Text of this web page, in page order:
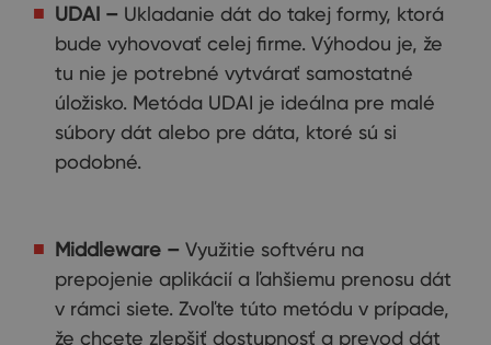
UDAI – Ukladanie dát do takej formy, ktorá
bude vyhovovať celej firme. Výhodou je, že
tu nie je potrebné vytvárať samostatné
úložisko. Metóda UDAI je ideálna pre malé
súbory dát alebo pre dáta, ktoré sú si
podobné.
Middleware – Využitie softvéru na
prepojenie aplikácií a ľahšiemu prenosu dát
v rámci siete. Zvoľte túto metódu v prípade,
že chcete zlepšiť dostupnosť a prevod dát